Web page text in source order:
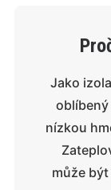
Jako
nízkou
může